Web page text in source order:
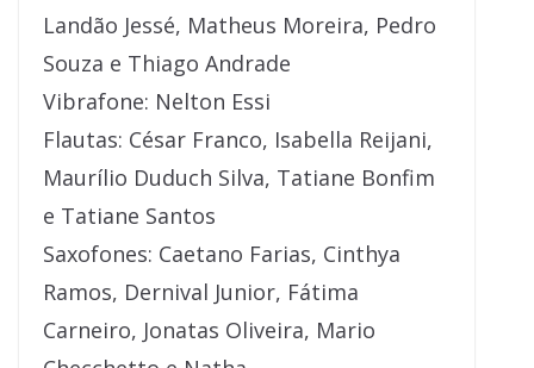
Landão Jessé, Matheus Moreira, Pedro
Souza e Thiago Andrade
Vibrafone: Nelton Essi
Flautas: César Franco, Isabella Reijani,
Maurílio Duduch Silva, Tatiane Bonfim
e Tatiane Santos
Saxofones: Caetano Farias, Cinthya
Ramos, Dernival Junior, Fátima
Carneiro, Jonatas Oliveira, Mario